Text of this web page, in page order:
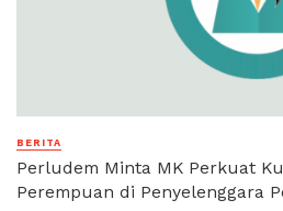
BERITA
Perludem Minta MK Perkuat
Perempuan di Penyelenggara